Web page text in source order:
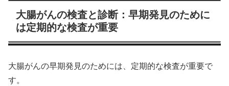
大腸がんの検査と診断：早期発見のために
は定期的な検査が重要
大腸がんの早期発見のためには、定期的な検査が重要で
す。